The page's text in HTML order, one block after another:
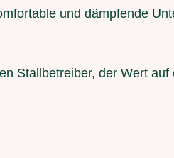
und dämpfende
Stallbetreiber, der Wert